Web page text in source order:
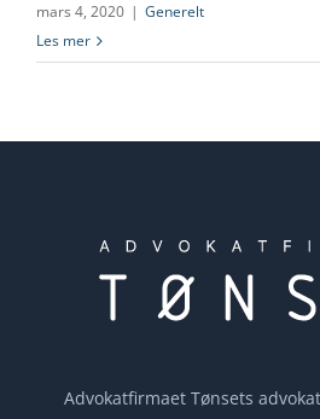
mars 4, 2020 | Generelt
Les mer
Advokatfirmaet Tønsets